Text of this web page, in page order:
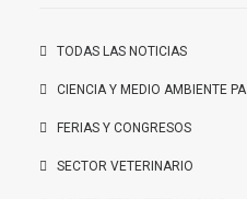
TODAS LAS NOTICIAS
CIENCIA Y MEDIO AMBIENTE PA
FERIAS Y CONGRESOS
SECTOR VETERINARIO